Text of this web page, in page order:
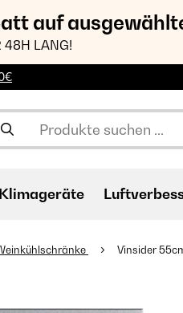
auf
48H LANG!
Klimageräte
Vinsider